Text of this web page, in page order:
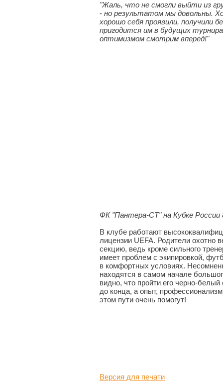
"Жаль, что не смогли выйти из
- но результатом мы довольны.
хорошо себя проявили, получили
пригодится им в будущих
оптимизмом смотрим вперед!"
ФК "Пантера-СТ" на Кубке России
В клубе работают
лицензии UEFA. Родители охотно
секцию, ведь кроме сильного
имеет проблем с экипировкой,
в комфортных условиях.
находятся в самом начале
видно, что пройти его черно-
до конца, а опыт,
этом пути очень помогут!
Версия для печати